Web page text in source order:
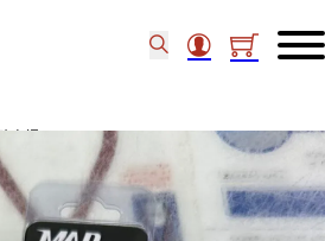
密鑷子 EAGLEBEAK TWEEZERS ST-01